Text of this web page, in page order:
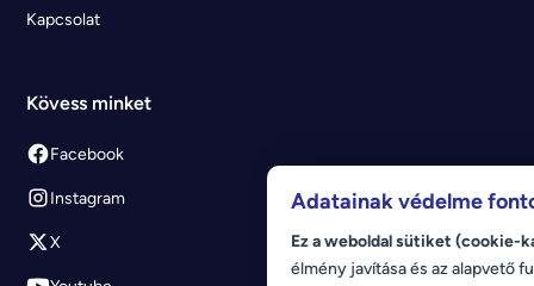
Kapcsolat
Kövess minket
Facebook
Instagram
X
Adatainak védelme
Ez a weboldal sütiket (cookie-
élmény javítása és az alapvető